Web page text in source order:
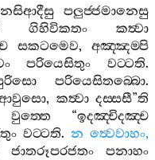
පලුජ‍්ජමානෙසු
ගිහිවිකතං
කත්‍වා
සකටමෙව, අඤ‍්ඤම‍්පි
පරියෙසිතුං වට‍්ටති.
පරියෙසිතබ‍්බො.
, කත්‍වා දස‍්සසී”ති
වුත‍්තෙ “ඉදඤ‍්චිදඤ‍්ච
වට‍්ටති.න ත්‍වෙවාහං,
ජාතරූපරජතං
පනාහං